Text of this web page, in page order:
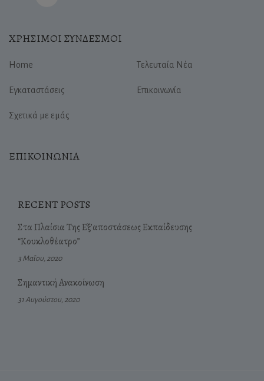
ΧΡΗΣΙΜΟΙ ΣΥΝΔΕΣΜΟΙ
Home
Εγκαταστάσεις
Σχετικά με εμάς
Τελευταία Νέα
Επικοινωνία
ΕΠΙΚΟΙΝΩΝΙΑ
RECENT POSTS
Στα Πλαίσια Της Εξ’αποστάσεως Εκπαίδευσης
“Κουκλοθέατρο”
3 Μαΐου, 2020
Σημαντική Ανακοίνωση
31 Αυγούστου, 2020